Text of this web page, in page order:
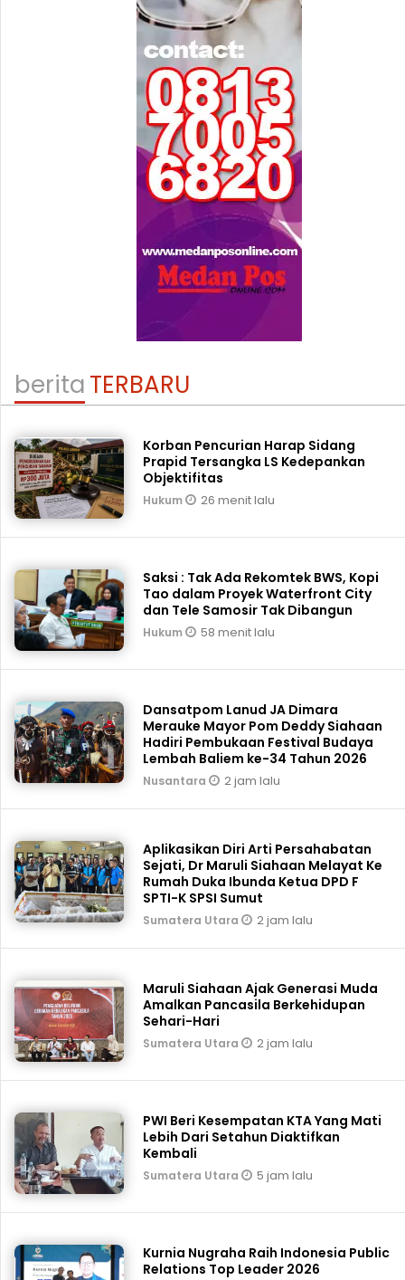
beritaTERBARU
Korban Pencurian Harap Sidang
Prapid Tersangka LS Kedepankan
Objektifitas
Hukum 26 menit lalu
Saksi : Tak Ada Rekomtek BWS, Kopi
Tao dalam Proyek Waterfront City
dan Tele Samosir Tak Dibangun
Hukum 58 menit lalu
Dansatpom Lanud JA Dimara
Merauke Mayor Pom Deddy Siahaan
Hadiri Pembukaan Festival Budaya
Lembah Baliem ke-34 Tahun 2026
Nusantara 2 jam lalu
Aplikasikan Diri Arti Persahabatan
Sejati, Dr Maruli Siahaan Melayat Ke
Rumah Duka Ibunda Ketua DPD F
SPTI-K SPSI Sumut
Sumatera Utara 2 jam lalu
Maruli Siahaan Ajak Generasi Muda
Amalkan Pancasila Berkehidupan
Sehari-Hari
Sumatera Utara 2 jam lalu
PWI Beri Kesempatan KTA Yang Mati
Lebih Dari Setahun Diaktifkan
Kembali
Sumatera Utara 5 jam lalu
Kurnia Nugraha Raih Indonesia Public
Relations Top Leader 2026